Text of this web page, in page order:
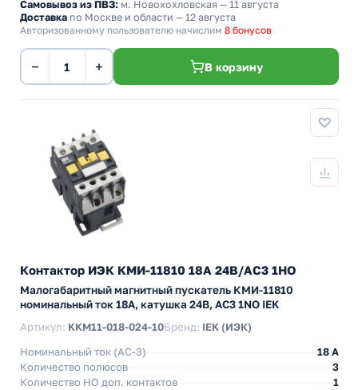
Самовывоз из ПВЗ: м. Новохохловская — 11 августа
Доставка по Москве и области — 12 августа
Авторизованному пользователю начислим 8 бонусов
− + В корзину
Контактор ИЭК КМИ-11810 18А 24В/АС3 1НО
Малогабаритный магнитный пускатель КМИ-11810
номинальный ток 18А, катушка 24В, АС3 1NO IEK
Артикул: KKM11-018-024-10Бренд: IEK (ИЭК)
Номинальный ток (АС-3)
18 A
Количество полюсов
3
Количество НO доп. контактов
1